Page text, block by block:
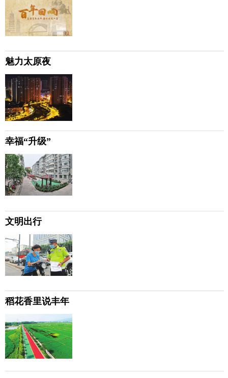
魅力太原夜
幸福“升级”
文明出行
稻花香里说丰年